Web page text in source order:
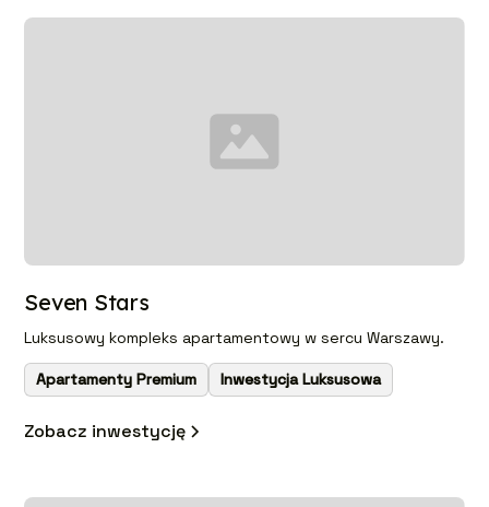
Seven Stars
Luksusowy kompleks apartamentowy w sercu Warszawy.
Apartamenty Premium Inwestycja Luksusowa
Zobacz inwestycję